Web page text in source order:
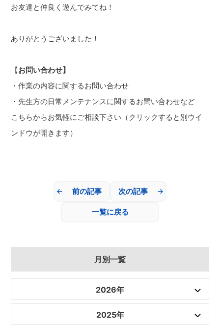
お友達と仲良く遊んでみてね！
ありがとうございました！
【お問い合わせ】
・作業の内容に関するお問い合わせ
・先生方の日常メンテナンスに関するお問い合わせなど
こちらからお気軽にご相談下さい（クリックすると別ウイ
ンドウが開きます）
前の記事
一覧に戻る
次の記事
月別一覧
2026年
2025年